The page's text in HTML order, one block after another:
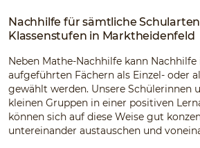
Nachhilfe für sämtliche
Klassenstufen in Marktheidenfeld
Neben Mathe-Nachhilfe kann
aufgeführten Fächern als Einzel- oder
gewählt werden. Unsere Schülerinnen
kleinen Gruppen in einer positiven
können sich auf diese Weise gut
untereinander austauschen und